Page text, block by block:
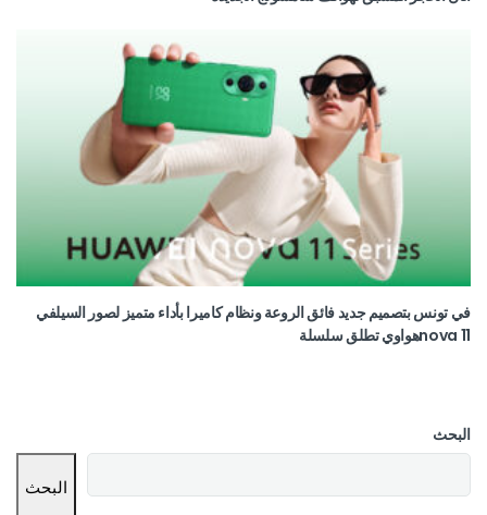
في تونس بتصميم جديد فائق الروعة ونظام كاميرا بأداء متميز لصور السيلفي
nova 11هواوي تطلق سلسلة
البحث
البحث